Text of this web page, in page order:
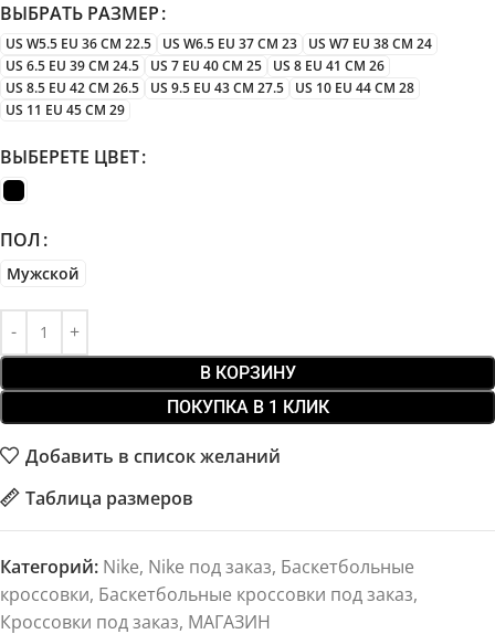
ВЫБРАТЬ РАЗМЕР
US W5.5 EU 36 CM 22.5 US W6.5 EU 37 CM 23
US W7 EU 38 CM 24
US 6.5 EU 39 CM 24.5
US 7 EU 40 CM 25
US 8 EU 41 CM 26
US 8.5 EU 42 CM 26.5
US 9.5 EU 43 CM 27.5
US 10 EU 44 CM 28
US 11 EU 45 CM 29
ВЫБЕРЕТЕ ЦВЕТ
ПОЛ
Мужской
В КОРЗИНУ
ПОКУПКА В 1 КЛИК
Добавить в список желаний
Таблица размеров
Категорий: Nike, Nike под заказ, Баскетбольные
кроссовки, Баскетбольные кроссовки под заказ,
Кроссовки под заказ, МАГАЗИН